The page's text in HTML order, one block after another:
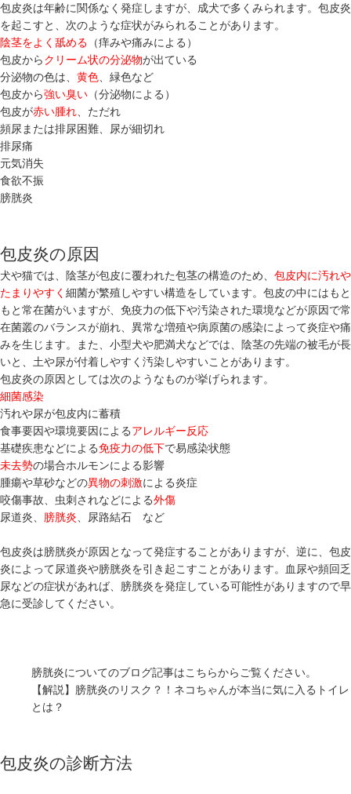
包皮炎は年齢に関係なく発症しますが、成犬で多くみられます。包皮炎
を起こすと、次のような症状がみられることがあります。
陰茎をよく舐める （痒みや痛みによる）
包皮からクリーム状の分泌物が出ている
分泌物の色は、 黄色 、緑色など
包皮から強い臭い （分泌物による）
包皮が赤い腫れ 、ただれ
頻尿または排尿困難、尿が細切れ
排尿痛
元気消失
食欲不振
膀胱炎
包皮炎の原因
犬や猫では、陰茎が包皮に覆われた包茎の構造のため、 包皮内に汚れや
たまりやすく 細菌が繁殖しやすい構造をしています。包皮の中にはもと
もと常在菌がいますが、免疫力の低下や汚染された環境などが原因で常
在菌叢のバランスが崩れ、異常な増殖や病原菌の感染によって炎症や痛
みを生じます。また、小型犬や肥満犬などでは、陰茎の先端の被毛が長
いと、土や尿が付着しやすく汚染しやすいことがあります。
包皮炎の原因としては次のようなものが挙げられます。
細菌感染
汚れや尿が包皮内に蓄積
食事要因や環境要因によるアレルギー反応
基礎疾患などによる免疫力の低下で易感染状態
未去勢の場合ホルモンによる影響
腫瘍や草砂などの異物の刺激による炎症
咬傷事故、虫刺されなどによる外傷
尿道炎、 膀胱炎 、尿路結石 など
包皮炎は膀胱炎が原因となって発症することがありますが、逆に、包皮
炎によって尿道炎や膀胱炎を引き起こすことがあります。血尿や頻回乏
尿などの症状があれば、膀胱炎を発症している可能性がありますので早
急に受診してください。
膀胱炎についてのブログ記事はこちらからご覧ください。
【解説】膀胱炎のリスク？！ネコちゃんが本当に気に入るトイレ
とは？
包皮炎の診断方法